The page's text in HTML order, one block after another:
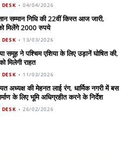
DESK 04/04/2026
सम्मान निधि की 22वीं किस्त आज जारी,
मिलेंगे 2000 रुपये
DESK 13/03/2026
समूह ने पश्चिम एशिया के लिए उड़ानें घोषित की,
मिलेगी राहत
DESK 11/03/2026
अध्यक्ष की मेहनत लाई रंग, धार्मिक नगरी में बस
के लिए भूमि अधिग्रहीत करने के निर्देश
DESK 26/02/2026